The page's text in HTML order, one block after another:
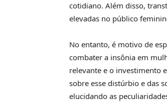
cotidiano. Além disso,
elevadas no público
No entanto, é motivo de
combater a insônia em
relevante e o investimento
sobre esse distúrbio e das
elucidando as